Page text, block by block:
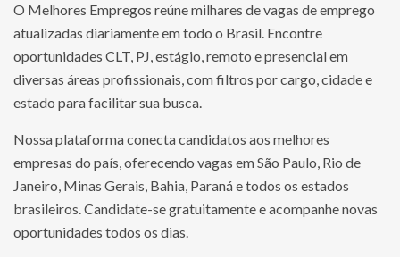
O Melhores Empregos reúne milhares de vagas de emprego
atualizadas diariamente em todo o Brasil. Encontre
oportunidades CLT, PJ, estágio, remoto e presencial em
diversas áreas profissionais, com filtros por cargo, cidade e
estado para facilitar sua busca.
Nossa plataforma conecta candidatos aos melhores
empresas do país, oferecendo vagas em São Paulo, Rio de
Janeiro, Minas Gerais, Bahia, Paraná e todos os estados
brasileiros. Candidate-se gratuitamente e acompanhe novas
oportunidades todos os dias.